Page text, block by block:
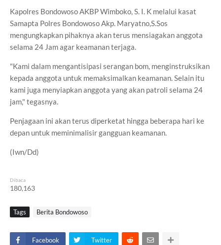
Kapolres Bondowoso AKBP Wimboko, S. I. K melalui kasat
Samapta Polres Bondowoso Akp. Maryatno,S.Sos
mengungkapkan pihaknya akan terus mensiagakan anggota
selama 24 Jam agar keamanan terjaga.
"Kami dalam mengantisipasi serangan bom, menginstruksikan
kepada anggota untuk memaksimalkan keamanan. Selain itu
kami juga menyiapkan anggota yang akan patroli selama 24
jam," tegasnya.
Penjagaan ini akan terus diperketat hingga beberapa hari ke
depan untuk meminimalisir gangguan keamanan.
(Iwn/Dd)
Dibaca
180,163
Tags Berita Bondowoso
Facebook Twitter